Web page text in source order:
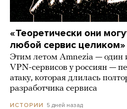
«Теоретически они
любой сервис целиком»
Этим летом Amnezia — один
VPN-сервисов у россиян —
атаку, которая длилась
разработчика сервиса
ИСТОРИИ 5 дней назад